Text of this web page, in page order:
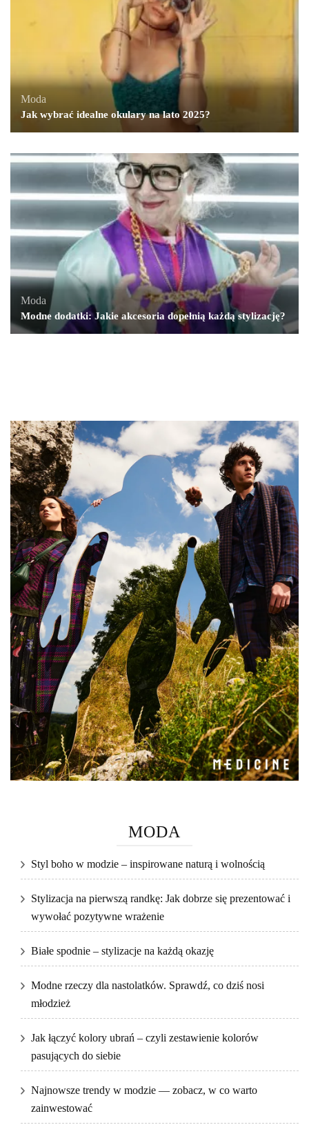
Moda
Jak wybrać idealne okulary na lato 2025?
Moda
Modne dodatki: Jakie akcesoria dopełnią każdą stylizację?
MODA
Styl boho w modzie – inspirowane naturą i wolnością
Stylizacja na pierwszą randkę: Jak dobrze się prezentować i
wywołać pozytywne wrażenie
Białe spodnie – stylizacje na każdą okazję
Modne rzeczy dla nastolatków. Sprawdź, co dziś nosi
młodzież
Jak łączyć kolory ubrań – czyli zestawienie kolorów
pasujących do siebie
Najnowsze trendy w modzie — zobacz, w co warto
zainwestować